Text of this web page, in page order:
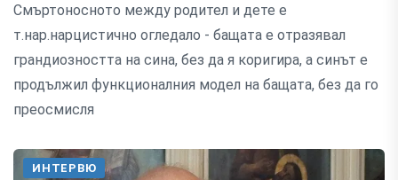
Смъртоносното между родител и дете е
т.нар.нарцистично огледало - бащата е отразявал
грандиозността на сина, без да я коригира, а синът е
продължил функционалния модел на бащата, без да го
преосмисля
ИНТЕРВЮ